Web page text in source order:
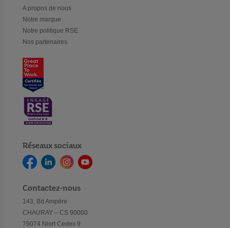
A propos de nous
Notre marque
Notre politique RSE
Nos partenaires
Réseaux sociaux
Contactez-nous
143, Bd Ampère
CHAURAY – CS 90000
79074 Niort Cedex 9